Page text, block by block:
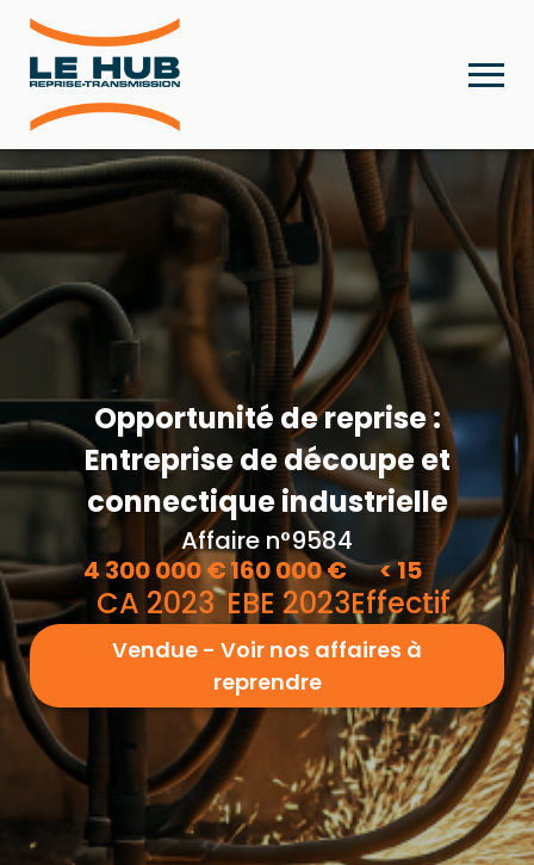
Opportunité de reprise :
Entreprise de découpe et
connectique industrielle
Affaire n°9584
4 300 000€
CA 2023
160 000€
EBE 2023
<15
Effectif
Vendue - Voir nos affaires à
reprendre